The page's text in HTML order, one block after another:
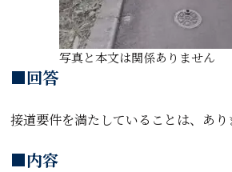
写真と本文は関係ありません
■回答
接道要件を満たしていることは、あり
■内容